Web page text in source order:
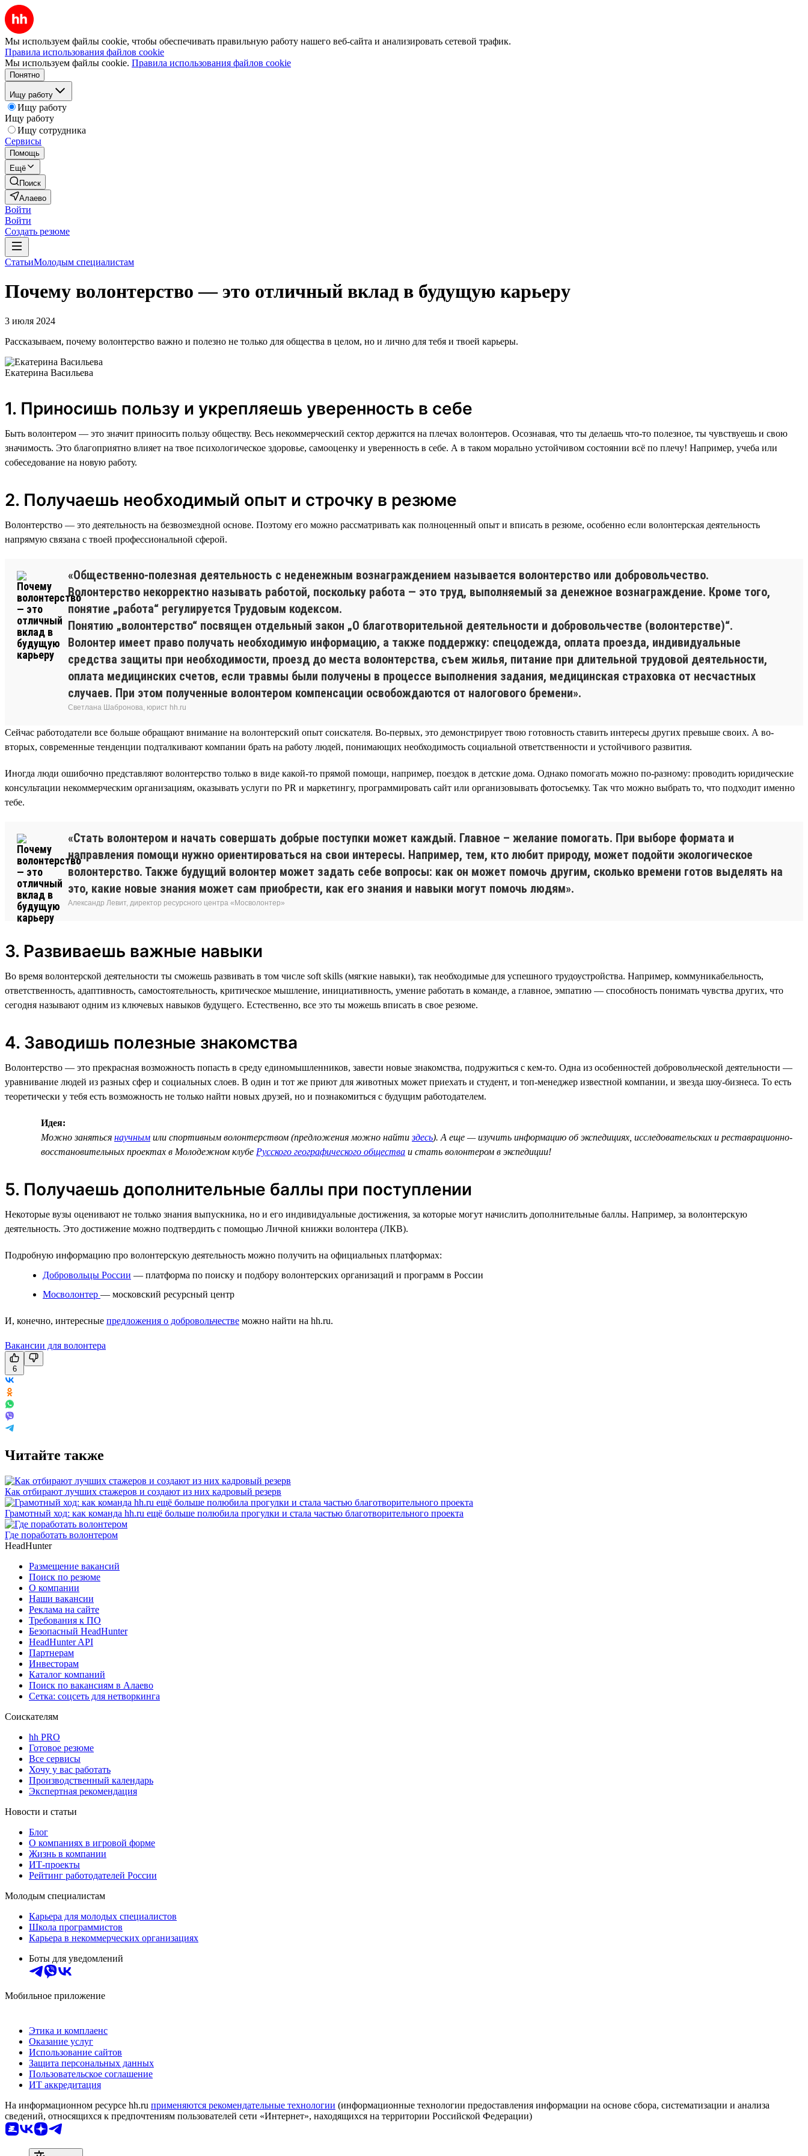
Мы используем файлы cookie, чтобы обеспечивать правильную работу нашего веб-сайта и анализировать сетевой трафик.
Правила использования файлов cookie
Мы используем файлы cookie. Правила использования файлов cookie
Понятно
Ищу работу
Ищу работу
Ищу работу
Ищу сотрудника
Сервисы
Помощь
Ещё
Поиск
Алаево
Войти
Войти
Создать резюме
СтатьиМолодым специалистам
Почему волонтерство — это отличный вклад в будущую карьеру
3 июля 2024
Рассказываем, почему волонтерство важно и полезно не только для общества в целом, но и лично для тебя и твоей карьеры.
Екатерина Васильева
1. Приносишь пользу и укрепляешь уверенность в себе
Быть волонтером — это значит приносить пользу обществу. Весь некоммерческий сектор держится на плечах волонтеров. Осознавая, что ты делаешь что-то полезное, ты чувствуешь и свою
значимость. Это благоприятно влияет на твое психологическое здоровье, самооценку и уверенность в себе. А в таком морально устойчивом состоянии всё по плечу! Например, учеба или
собеседование на новую работу.
2. Получаешь необходимый опыт и строчку в резюме
Волонтерство — это деятельность на безвозмездной основе. Поэтому его можно рассматривать как полноценный опыт и вписать в резюме, особенно если волонтерская деятельность
напрямую связана с твоей профессиональной сферой.
«Общественно-полезная деятельность с неденежным вознаграждением называется волонтерство или добровольчество.
Волонтерство некорректно называть работой, поскольку работа — это труд, выполняемый за денежное вознаграждение. Кроме того,
понятие „работа“ регулируется Трудовым кодексом.
Понятию „волонтерство“ посвящен отдельный закон „О благотворительной деятельности и добровольчестве (волонтерстве)“.
Волонтер имеет право получать необходимую информацию, а также поддержку: спецодежда, оплата проезда, индивидуальные
средства защиты при необходимости, проезд до места волонтерства, съем жилья, питание при длительной трудовой деятельности,
оплата медицинских счетов, если травмы были получены в процессе выполнения задания, медицинская страховка от несчастных
случаев. При этом полученные волонтером компенсации освобождаются от налогового бремени».
Светлана Шабронова, юрист hh.ru
Сейчас работодатели все больше обращают внимание на волонтерский опыт соискателя. Во-первых, это демонстрирует твою готовность ставить интересы других превыше своих. А во-
вторых, современные тенденции подталкивают компании брать на работу людей, понимающих необходимость социальной ответственности и устойчивого развития.
Иногда люди ошибочно представляют волонтерство только в виде какой-то прямой помощи, например, поездок в детские дома. Однако помогать можно по-разному: проводить юридические
консультации некоммерческим организациям, оказывать услуги по PR и маркетингу, программировать сайт или организовывать фотосъемку. Так что можно выбрать то, что подходит именно
тебе.
«Стать волонтером и начать совершать добрые поступки может каждый. Главное – желание помогать. При выборе формата и
направления помощи нужно ориентироваться на свои интересы. Например, тем, кто любит природу, может подойти экологическое
волонтерство. Также будущий волонтер может задать себе вопросы: как он может помочь другим, сколько времени готов выделять на
это, какие новые знания может сам приобрести, как его знания и навыки могут помочь людям».
Александр Левит, директор ресурсного центра «Мосволонтер»
3. Развиваешь важные навыки
Во время волонтерской деятельности ты сможешь развивать в том числе soft skills (мягкие навыки), так необходимые для успешного трудоустройства. Например, коммуникабельность,
ответственность, адаптивность, самостоятельность, критическое мышление, инициативность, умение работать в команде, а главное, эмпатию — способность понимать чувства других, что
сегодня называют одним из ключевых навыков будущего. Естественно, все это ты можешь вписать в свое резюме.
4. Заводишь полезные знакомства
Волонтерство — это прекрасная возможность попасть в среду единомышленников, завести новые знакомства, подружиться с кем-то. Одна из особенностей добровольческой деятельности —
уравнивание людей из разных сфер и социальных слоев. В один и тот же приют для животных может приехать и студент, и топ-менеджер известной компании, и звезда шоу-бизнеса. То есть
теоретически у тебя есть возможность не только найти новых друзей, но и познакомиться с будущим работодателем.
Идея:
Можно заняться научным или спортивным волонтерством (предложения можно найтиздесь). А еще — изучить информацию об экспедициях, исследовательских и реставрационно-
восстановительных проектах в Молодежном клубе Русского географического общества и стать волонтером в экспедиции!
5. Получаешь дополнительные баллы при поступлении
Некоторые вузы оценивают не только знания выпускника, но и его индивидуальные достижения, за которые могут начислить дополнительные баллы. Например, за волонтерскую
деятельность. Это достижение можно подтвердить с помощью Личной книжки волонтера (ЛКВ).
Подробную информацию про волонтерскую деятельность можно получить на официальных платформах:
Добровольцы России — платформа по поиску и подбору волонтерских организаций и программ в России
Мосволонтер — московский ресурсный центр
И, конечно, интересные предложения о добровольчестве можно найти на hh.ru.
Вакансии для волонтера
6
Читайте также
Как отбирают лучших стажеров и создают из них кадровый резерв
Грамотный ход: как команда hh.ru ещё больше полюбила прогулки и стала частью благотворительного проекта
Где поработать волонтером
HeadHunter
Размещение вакансий
Поиск по резюме
О компании
Наши вакансии
Реклама на сайте
Требования к ПО
Безопасный HeadHunter
HeadHunter API
Партнерам
Инвесторам
Каталог компаний
Поиск по вакансиям в Алаево
Сетка: соцсеть для нетворкинга
Соискателям
hh PRO
Готовое резюме
Все сервисы
Хочу у вас работать
Производственный календарь
Экспертная рекомендация
Новости и статьи
Блог
О компаниях в игровой форме
Жизнь в компании
ИТ-проекты
Рейтинг работодателей России
Молодым специалистам
Карьера для молодых специалистов
Школа программистов
Карьера в некоммерческих организациях
Боты для уведомлений
Мобильное приложение
Этика и комплаенс
Оказание услуг
Использование сайтов
Защита персональных данных
Пользовательское соглашение
ИТ аккредитация
На информационном ресурсе hh.ru применяются рекомендательные технологии (информационные технологии предоставления информации на основе сбора, систематизации и анализа
сведений, относящихся к предпочтениям пользователей сети «Интернет», находящихся на территории Российской Федерации)